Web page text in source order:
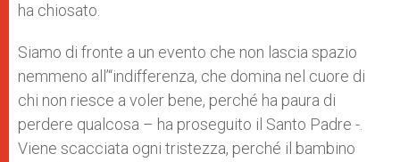
ha chiosato.
Siamo di fronte a un evento che non lascia spazio
nemmeno all’“indifferenza, che domina nel cuore di
chi non riesce a voler bene, perché ha paura di
perdere qualcosa – ha proseguito il Santo Padre -.
Viene scacciata ogni tristezza, perché il bambino